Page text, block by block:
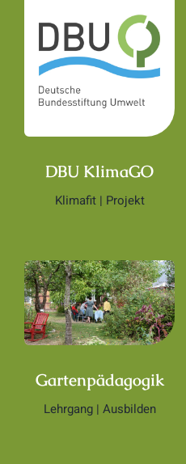
DBU KlimaGO
Klimafit | Projekt
Gartenpädagogik
Lehrgang | Ausbilden